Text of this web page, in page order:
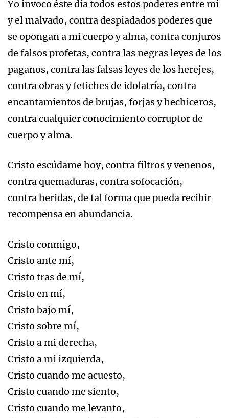
Yo invoco éste día todos estos poderes entre mí
y el malvado, contra despiadados poderes que
se opongan a mi cuerpo y alma, contra conjuros
de falsos profetas, contra las negras leyes de los
paganos, contra las falsas leyes de los herejes,
contra obras y fetiches de idolatría, contra
encantamientos de brujas, forjas y hechiceros,
contra cualquier conocimiento corruptor de
cuerpo y alma.
Cristo escúdame hoy, contra filtros y venenos,
contra quemaduras, contra sofocación,
contra heridas, de tal forma que pueda recibir
recompensa en abundancia.
Cristo conmigo,
Cristo ante mí,
Cristo tras de mí,
Cristo en mí,
Cristo bajo mí,
Cristo sobre mí,
Cristo a mi derecha,
Cristo a mi izquierda,
Cristo cuando me acuesto,
Cristo cuando me siento,
Cristo cuando me levanto,